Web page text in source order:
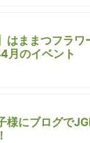
はままつフラワ
月のイベント
様にブログで